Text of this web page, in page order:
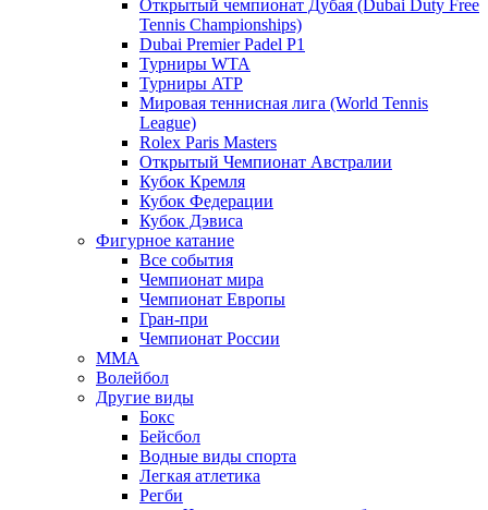
Открытый чемпионат Дубая (Dubai Duty Free
Tennis Championships)
Dubai Premier Padel P1
Турниры WTA
Турниры ATP
Мировая теннисная лига (World Tennis
League)
Rolex Paris Masters
Открытый Чемпионат Австралии
Кубок Кремля
Кубок Федерации
Кубок Дэвиса
Фигурное катание
Все события
Чемпионат мира
Чемпионат Европы
Гран-при
Чемпионат России
MMA
Волейбол
Другие виды
Бокс
Бейсбол
Водные виды спорта
Легкая атлетика
Регби